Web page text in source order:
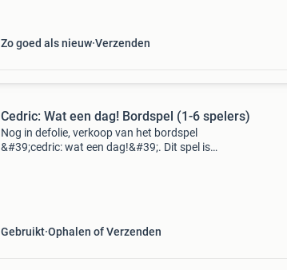
Zo goed als nieuw Verzenden
Cedric: Wat een dag! Bordspel (1-6 spelers)
Nog in defolie, verkoop van het bordspel
&#39;cedric: wat een dag!&#39;. Dit spel is
Gebruikt Ophalen of Verzenden